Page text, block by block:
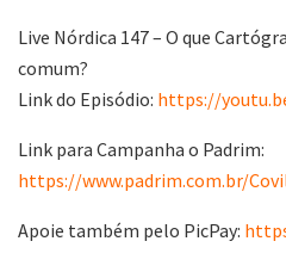
Live Nórdica 147 – O que
comum?
Link do Episódio: https://
Link para Campanha o Padrim:
https://www.padrim.com.br/
Apoie também pelo PicPay: